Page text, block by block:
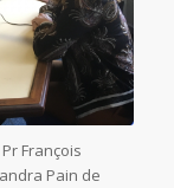
François
Pain de